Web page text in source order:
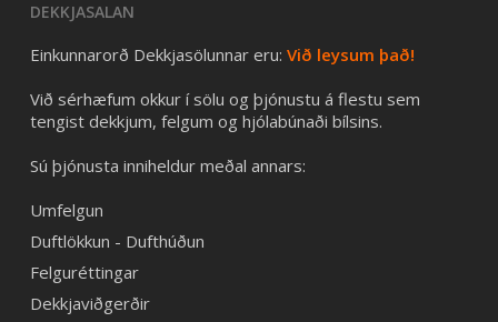
DEKKJASALAN
Einkunnarorð Dekkjasölunnar eru: Við leysum það!
Við sérhæfum okkur í sölu og þjónustu á flestu sem
tengist dekkjum, felgum og hjólabúnaði bílsins.
Sú þjónusta inniheldur meðal annars:
Umfelgun
Duftlökkun - Dufthúðun
Felguréttingar
Dekkjaviðgerðir